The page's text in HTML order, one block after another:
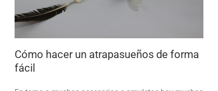
Cómo hacer un atrapasueños de forma
fácil